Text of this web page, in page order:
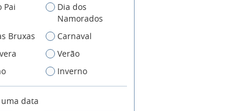
Pai
Dia dos
Namorados
Bruxas
Carnaval
Verão
Inverno
data